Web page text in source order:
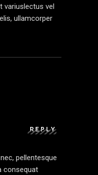
variuslectus vel
ullamcorper
REPLY
pellentesque
consequat